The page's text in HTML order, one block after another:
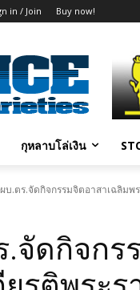
in / Join Buy now!
กุหลาบโล่เงิน
บ.ตร.จัดกิจกรรมจิตอาสาเฉลิมพ
จัดกิจกร